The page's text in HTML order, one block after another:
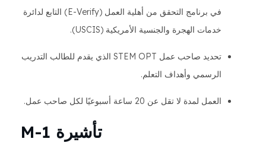
في برنامج التحقق من أهلية العمل (E-Verify) التابع لدائرة
خدمات الهجرة والجنسية الأمريكية (USCIS).
تحديد صاحب عمل STEM OPT الذي يقدم للطالب التدريب
الرسمي وأهداف التعلم.
العمل لمدة لا تقل عن 20 ساعة أسبوعيًا لكل صاحب عمل.
تأشيرة M-1